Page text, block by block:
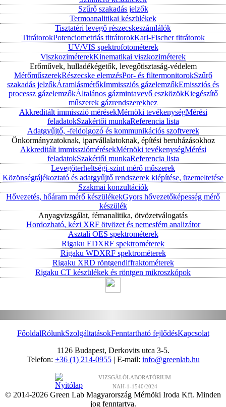
Szűrő szakadás jelzők
Termoanalitikai készülékek
Tisztatéri levegő részecskeszámlálók
TitrátorokPotenciometriás titrátorokKarl-Fischer titrátorok
UV/VIS spektrofotométerek
ViszkoziméterekKinematikai viszkoziméterek
Erőművek, hulladékégetők, levegőtisztaság-védelem
MérőműszerekRészecske elemzésPor- és filtermonitorokSzűrő
szakadás jelzőkÁramlásmérőkImmissziós gázelemzőkEmissziós és
processz gázelemzőkÁltalános gázmintavevő eszközökKiegészítő
műszerek gázrendszerekhez
Akkreditált immisszió mérésekMérnöki tevékenységMérési
feladatokSzakértői munkaReferencia lista
Adatgyűjtő, -feldolgozó és kommunikációs szoftverek
Önkormányzatoknak, iparvállalatoknak, építési beruházásokhoz
Akkreditált immissziómérésekMérnöki tevékenységMérési
feladatokSzakértői munkaReferencia lista
Levegőterheltségi-szint mérő műszerek
Közönségtájékoztató és adatgyűjtő rendszerek kiépítése, üzemeltetése
Szakmai konzultációk
Hővezetés, hőáram mérő készülékekGyors hővezetőképesség mérő
készülék
Anyagvizsgálat, fémanalitika, ötvözetválogatás
Hordozható, kézi XRF ötvözet és nemesfém analizátor
Asztali OES spektrométerek
Rigaku EDXRF spektrométerek
Rigaku WDXRF spektrométerek
Rigaku XRD röntgendiffraktométerek
Rigaku CT készülékek és röntgen mikroszkópok
FőoldalRólunkSzolgáltatásokFenntartható fejlődésKapcsolat
1126 Budapest, Derkovits utca 3-5.
Telefon: +36 (1) 214-0955| E-mail: info@greenlab.hu
VIZSGÁLÓLABORATÓRIUM
NAH-1-1540/2024
© 2014-2026 Green Lab Magyarország Mérnöki Iroda Kft. Minden
jog fenntartva.